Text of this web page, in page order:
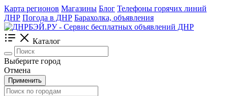
Карта регионов Магазины Блог Телефоны горячих линий
ДНР Погода в ДНР Барахолка, объявления
Каталог
Выберите город
Отмена
Применить